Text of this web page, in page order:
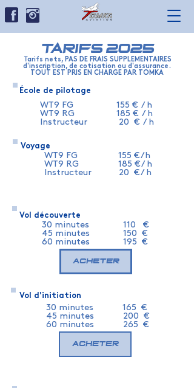
TARIFS 2025
arifs nets, PAS DE FRAIS SUPPLEMENTAIRES
d'inscription, de cotisation ou d'assurance.
TOUT EST PRIS EN CHARGE PAR TOMKA
École de pilotage
WT9 FG
WT9 RG
Instructeur
155 € / h
185 € / h
20 € / h
Voyage
WT9 FG
WT9 RG
Instructeur
155 € /h
185 € / h
20 € / h
Vol découverte
30 minutes
45 minutes
60 minutes
110 €
150 €
195 €
Acheter
Vol d'initiation
30 minutes
45 minutes
60 minutes
165 €
200 €
265 €
Acheter